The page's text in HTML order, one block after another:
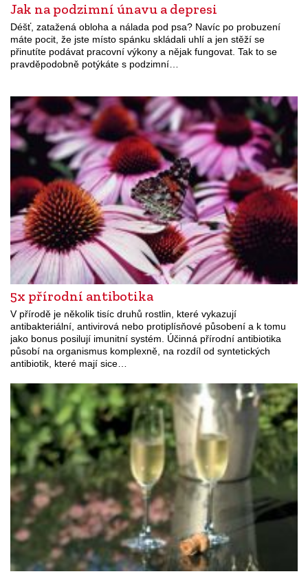
Jak na podzimní únavu a depresi
Déšť, zatažená obloha a nálada pod psa? Navíc po probuzení
máte pocit, že jste místo spánku skládali uhlí a jen stěží se
přinutíte podávat pracovní výkony a nějak fungovat. Tak to se
pravděpodobně potýkáte s podzimní…
5x přírodní antibotika
V přírodě je několik tisíc druhů rostlin, které vykazují
antibakteriální, antivirová nebo protiplísňové působení a k tomu
jako bonus posilují imunitní systém. Účinná přírodní antibiotika
působí na organismus komplexně, na rozdíl od syntetických
antibiotik, které mají sice…